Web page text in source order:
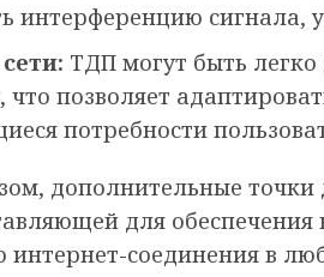
интерференцию сигнала,
ТДП могут быть
позволяет
потребности
дополнительные точки
для обеспечения
интернет-соединения в